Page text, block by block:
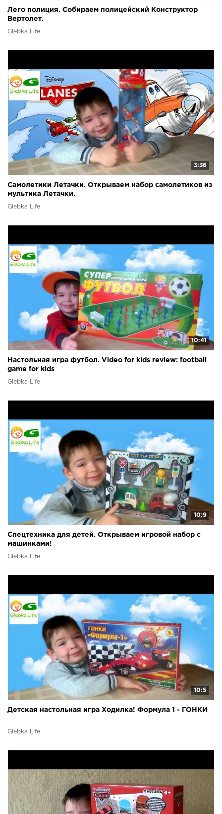
Лего полиция. Собираем полицейский Конструктор
Вертолет.
Glebka Life
3:36
Самолетики Летачки. Открываем набор самолетиков из
мультика Летачки.
Glebka Life
10:41
Настольная игра футбол. Video for kids review: football
game for kids
Glebka Life
10:9
Спецтехника для детей. Открываем игровой набор с
машинками!
Glebka Life
10:5
Детская настольная игра Ходилка! Формула 1 - ГОНКИ
Glebka Life